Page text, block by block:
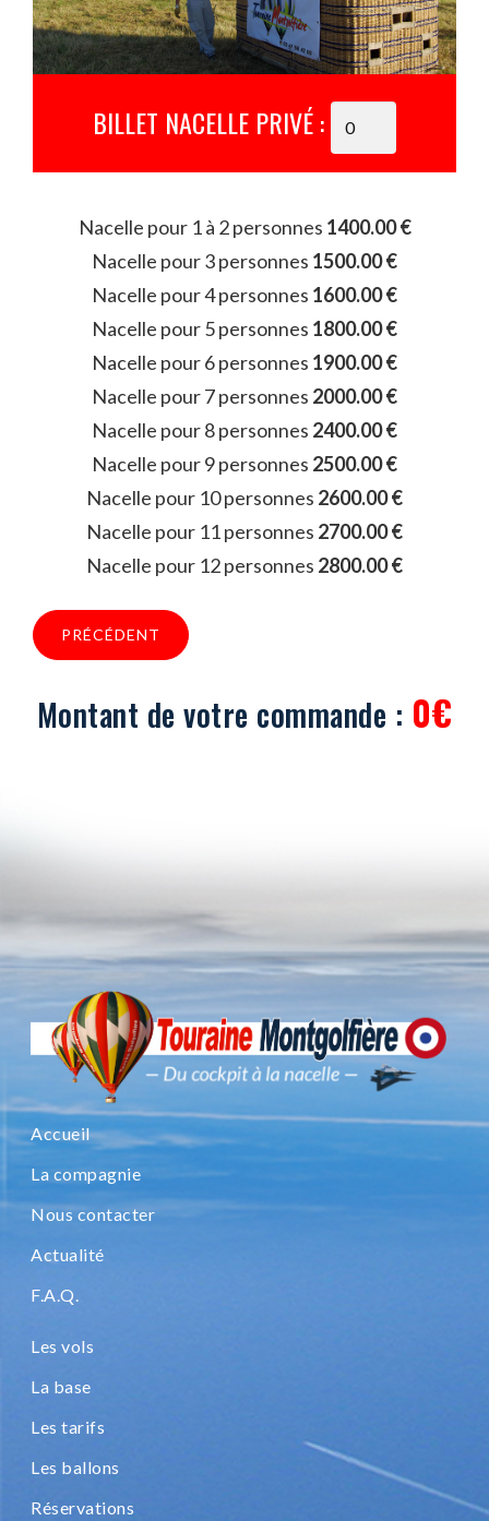
BILLET NACELLE PRIVÉ :
Nacelle pour 1 à 2 personnes 1400.00 €
Nacelle pour 3 personnes 1500.00 €
Nacelle pour 4 personnes 1600.00 €
Nacelle pour 5 personnes 1800.00 €
Nacelle pour 6 personnes 1900.00 €
Nacelle pour 7 personnes 2000.00 €
Nacelle pour 8 personnes 2400.00 €
Nacelle pour 9 personnes 2500.00 €
Nacelle pour 10 personnes 2600.00 €
Nacelle pour 11 personnes 2700.00 €
Nacelle pour 12 personnes 2800.00 €
PRÉCÉDENT
Montant de votre commande : 0€
Accueil
La compagnie
Nous contacter
Actualité
F.A.Q.
Les vols
La base
Les tarifs
Les ballons
Réservations